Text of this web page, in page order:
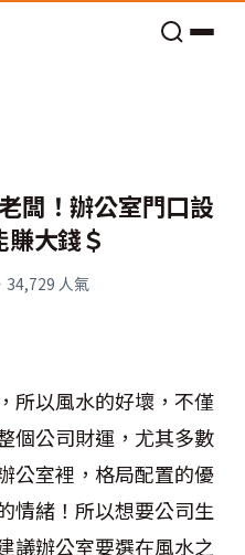
闆！辦公室門口設
大錢＄
34,729 人氣
所以風水的好壞，不僅
個公司財運，尤其多數
公室裡，格局配置的優
情緒！所以想要公司生
議辦公室要選在風水之